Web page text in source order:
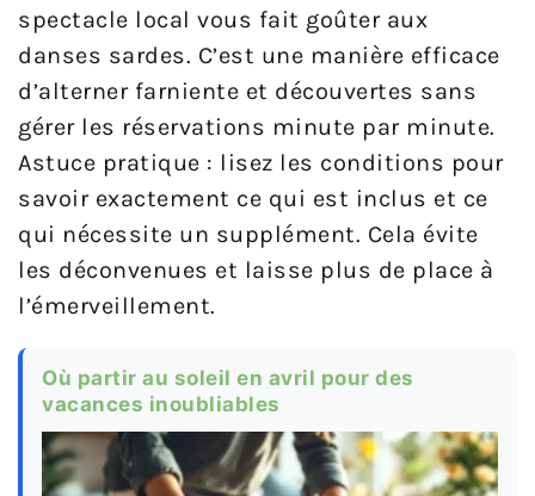
spectacle local vous fait goûter aux
danses sardes. C’est une manière efficace
d’alterner farniente et découvertes sans
gérer les réservations minute par minute.
Astuce pratique : lisez les conditions pour
savoir exactement ce qui est inclus et ce
qui nécessite un supplément. Cela évite
les déconvenues et laisse plus de place à
l’émerveillement.
Où partir au soleil en avril pour des
vacances inoubliables